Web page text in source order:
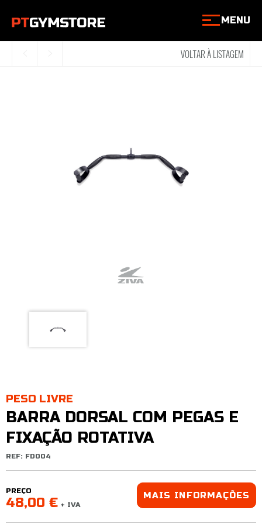
MENU
VOLTAR À LISTAGEM
PESO LIVRE
BARRA DORSAL COM PEGAS E
FIXAÇÃO ROTATIVA
REF: FD004
PREÇO
48,00 € + IVA
MAIS INFORMAÇÕES